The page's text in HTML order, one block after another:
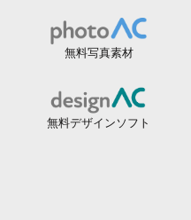
無料写真素材
無料デザインソフト